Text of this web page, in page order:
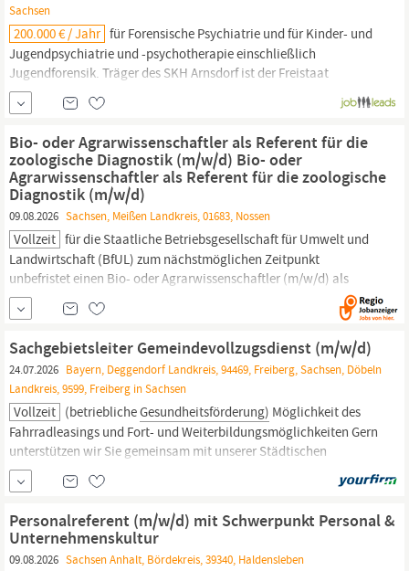
Sachsen
200.000 € / Jahr für Forensische Psychiatrie und für Kinder- und
Jugendpsychiatrie und -psychotherapie einschließlich
Jugendforensik. Träger des SKH Arnsdorf ist der Freistaat
Sachsen,
vertreten durch das Sächsische Staatsministerium für
Soziales, Gesundheit
und Gesellschaftlichen Zusammenhalt
Bio- oder Agrarwissenschaftler als Referent für die
zoologische Diagnostik (m/w/d) Bio- oder
Agrarwissenschaftler als Referent für die zoologische
Diagnostik (m/w/d)
09.08.2026 Sachsen, Meißen Landkreis, 01683, Nossen
Vollzeit für die Staatliche Betriebsgesellschaft für Umwelt und
Landwirtschaft (BfUL) zum nächstmöglichen Zeitpunkt
unbefristet einen Bio- oder Agrarwissenschaftler (m/w/d) als
Referent für die zoologische Diagnostik (m/w/d) am Dienstort
Nossen. Die BfUL (www.bful.
.de) ist ein Staatsbetrieb im
Sachgebietsleiter Gemeindevollzugsdienst (m/w/d)
24.07.2026 Bayern, Deggendorf Landkreis, 94469, Freiberg, Sachsen, Döbeln
Landkreis, 9599, Freiberg in Sachsen
Vollzeit (betrieblicheGesundheitsförderung) Möglichkeit des
Fahrradleasings und Fort- und Weiterbildungsmöglichkeiten Gern
unterstützen wir Sie gemeinsam mit unserer Städtischen
Wohnungsgesellschaft bei der Wohnungssuche. DAS BRINGEN
SIE MIT Abschluss als Dipl.-Verwaltungswirt (FH) bzw. Bachlor of
Laws (LL. B.), als Verwaltungsfachwirt, eine vergleichbare...
Personalreferent (m/w/d) mit Schwerpunkt Personal &
Unternehmenskultur
09.08.2026 Sachsen Anhalt, Bördekreis, 39340, Haldensleben